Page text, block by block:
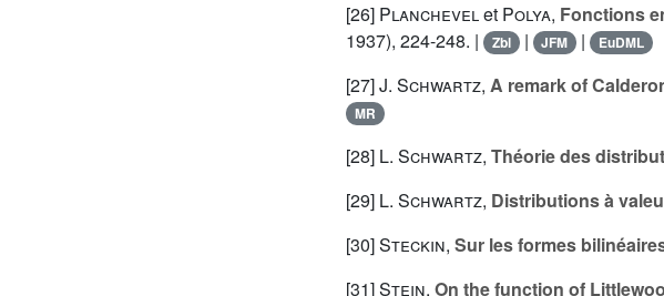
[26] Planchevelet Polya, Fonctions
1937), 224-248. |
Zbl | JFM | EuDML
[27]J. Schwartz, A remark of
MR
[28] L. Schwartz, Théorie des
[29] L. Schwartz, Distributions à
[30]Steckin, Sur les formes
[31]Stein, On the function of